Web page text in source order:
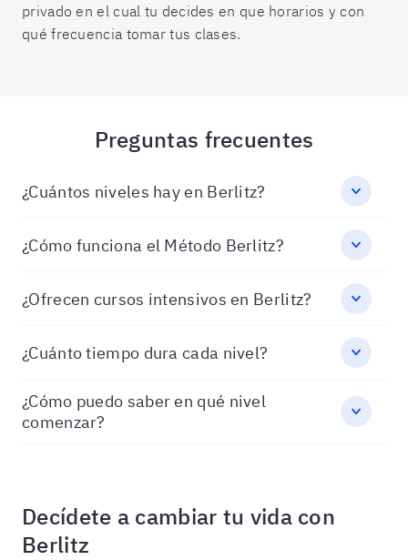
privado en el cual tu decides en que horarios y con
qué frecuencia tomar tus clases.
Preguntas frecuentes
¿Cuántos niveles hay en Berlitz?
¿Cómo funciona el Método Berlitz?
¿Ofrecen cursos intensivos en Berlitz?
¿Cuánto tiempo dura cada nivel?
¿Cómo puedo saber en qué nivel
comenzar?
Decídete a cambiar tu vida con
Berlitz